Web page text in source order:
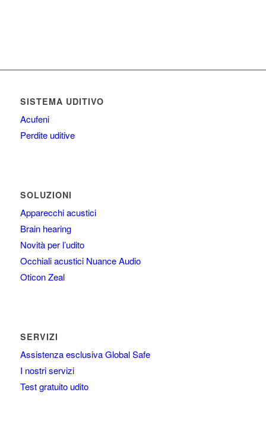
SISTEMA UDITIVO
Acufeni
Perdite uditive
SOLUZIONI
Apparecchi acustici
Brain hearing
Novità per l’udito
Occhiali acustici Nuance Audio
Oticon Zeal
SERVIZI
Assistenza esclusiva Global Safe
I nostri servizi
Test gratuito udito